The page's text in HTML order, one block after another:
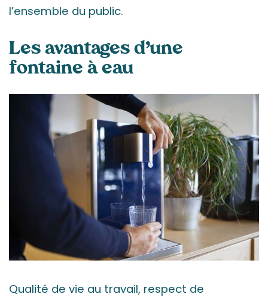
l’ensemble du public.
Les avantages d’une
fontaine à eau
Qualité de vie au travail, respect de